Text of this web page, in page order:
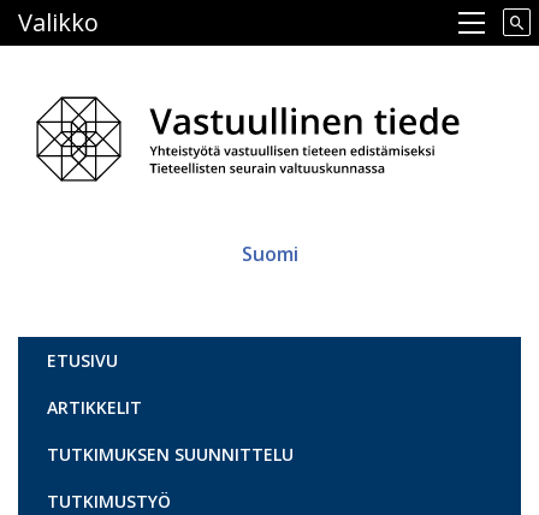
pääsisältöön
Main navigation
Valikko
Suomi
Vastuullinen tiede
ETUSIVU
ARTIKKELIT
TUTKIMUKSEN SUUNNITTELU
TUTKIMUSTYÖ